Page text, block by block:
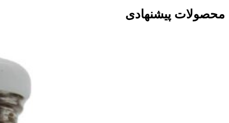
محصولات پیشنهادی